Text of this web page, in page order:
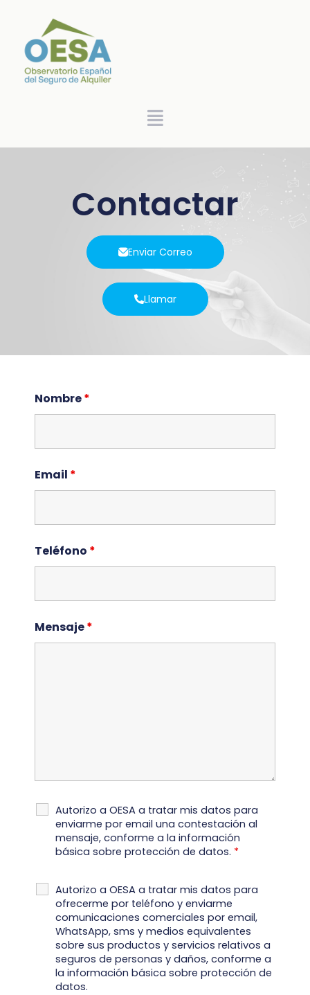
Contactar
Enviar Correo
Llamar
Nombre*
Email *
Teléfono *
Mensaje*
Autorizo a OESA a tratar mis datos para
enviarme por email una contestación al
mensaje, conforme a la información
básica sobre protección de datos. *
Autorizo a OESA a tratar mis datos para
ofrecerme por teléfono y enviarme
comunicaciones comerciales por email,
WhatsApp, sms y medios equivalentes
sobre sus productos y servicios relativos a
seguros de personas y daños, conforme a
la información básica sobre protección de
datos.